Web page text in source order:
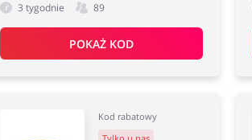
3 tygodnie 89
POKAŻ KOD
Kod rabatowy